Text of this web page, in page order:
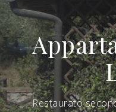
Restaurato